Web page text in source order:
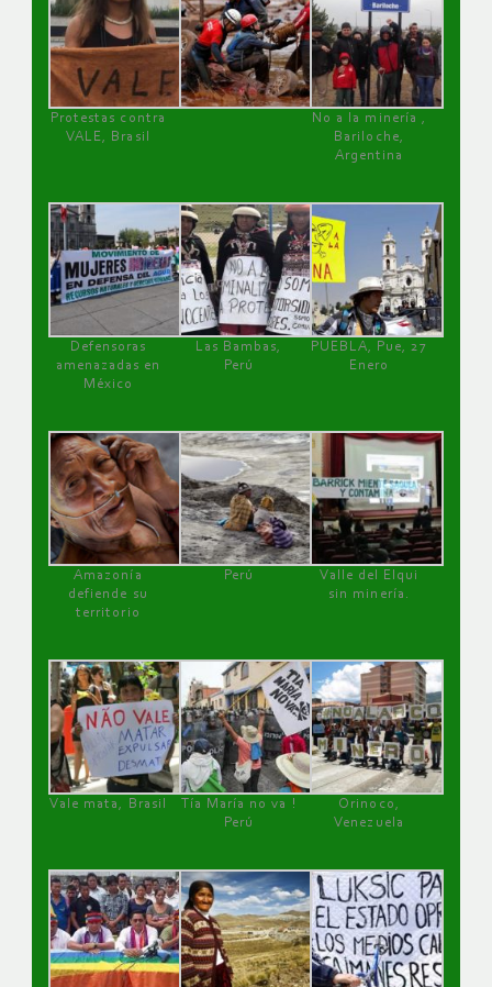
Protestas contra
VALE, Brasil
No a la minería ,
Bariloche,
Argentina
Defensoras
amenazadas en
México
Las Bambas,
Perú
PUEBLA, Pue, 27
Enero
Amazonía
defiende su
territorio
Perú
Valle del Elqui
sin minería.
Vale mata, Brasil
Tía María no va !
Perú
Orinoco,
Venezuela